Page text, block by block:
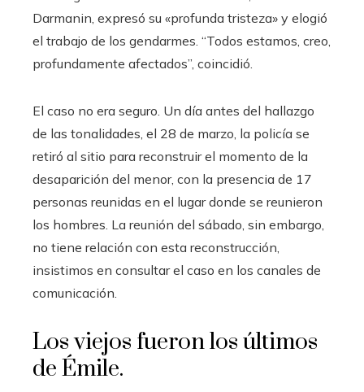
Darmanin, expresó su «profunda tristeza» y elogió
el trabajo de los gendarmes. “Todos estamos, creo,
profundamente afectados”, coincidió.
El caso no era seguro. Un día antes del hallazgo
de las tonalidades, el 28 de marzo, la policía se
retiró al sitio para reconstruir el momento de la
desaparición del menor, con la presencia de 17
personas reunidas en el lugar donde se reunieron
los hombres. La reunión del sábado, sin embargo,
no tiene relación con esta reconstrucción,
insistimos en consultar el caso en los canales de
comunicación.
Los viejos fueron los últimos
de Émile.